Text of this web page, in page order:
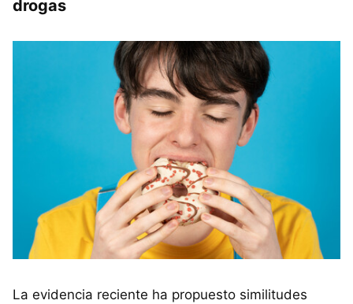
drogas
La evidencia reciente ha propuesto similitudes